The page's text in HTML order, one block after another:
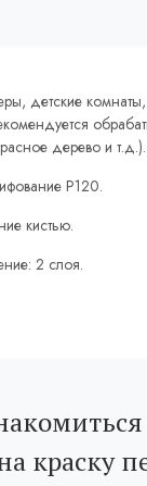
детские
дерево и т.д.).
P120.
кистью.
2 слоя.
краску